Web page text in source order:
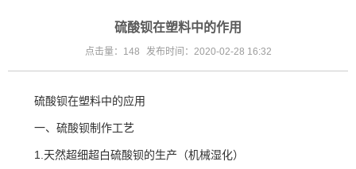
硫酸钡在塑料中的作用
点击量：148 发布时间：2020-02-28 16:32
硫酸钡在塑料中的应用
一、硫酸钡制作工艺
1.天然超细超白硫酸钡的生产（机械湿化）